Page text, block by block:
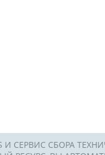
И СЕРВИС СБОРА